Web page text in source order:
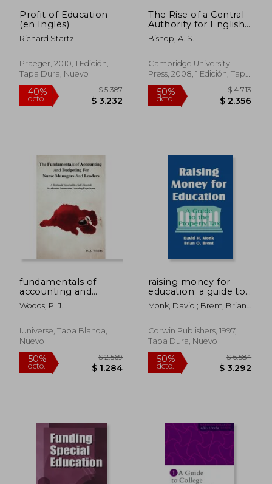
Profit of Education
(en Inglés)
Richard Startz
Praeger, 2010, 1 Edición,
Tapa Dura, Nuevo
40%
dcto.
The Rise of a Central
Authority for English
Education
(Cambridge Texts and
of Education) (en
Inglés)
Bishop, A. S.
Cambridge University
Press, 2008, 1 Edición, Tapa
Blanda, Nuevo
50%
dcto.
fundamentals of
accounting and
budgeting for nurse
managers and leaders
Woods, P. J.
IUniverse, Tapa Blanda,
Nuevo
raising money for
education: a guide to
the property tax (en
Inglés)
Monk, David ; Brent, Brian
Corwin Publishers, 1997,
Tapa Dura, Nuevo